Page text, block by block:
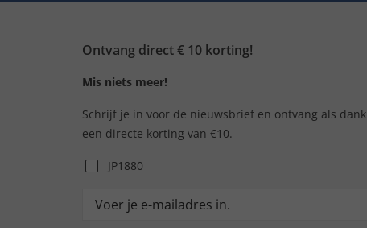
Ontvang direct € 10 korting!
Mis niets meer!
Schrijf je in voor de nieuwsbrief en ontvang als dank
een directe korting van €10.
JP1880